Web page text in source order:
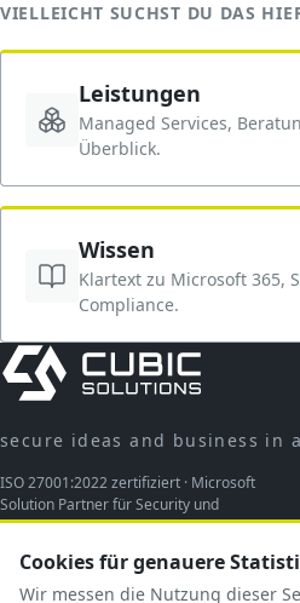
VIELLEICHT SUCHST DU DAS
Leistungen
Managed Services,
Überblick.
Wissen
Klartext zu Microsoft 365,
Compliance.
secure ideas and business in
ISO 27001:2022 zertifiziert · Microsoft
Solution Partner für Security und
Modern Work
Cookies für genauere
Wir messen die Nutzung dieser